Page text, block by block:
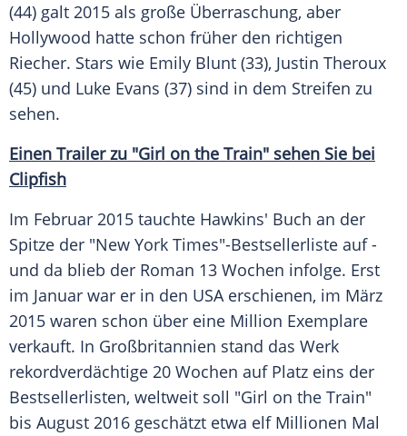
(44) galt 2015 als große Überraschung, aber
Hollywood hatte schon früher den richtigen
Riecher. Stars wie Emily Blunt (33), Justin Theroux
(45) und Luke Evans (37) sind in dem Streifen zu
sehen.
Einen Trailer zu "Girl on the Train" sehen Sie bei
Clipfish
Im Februar 2015 tauchte Hawkins' Buch an der
Spitze der "New York Times"-Bestsellerliste auf -
und da blieb der Roman 13 Wochen infolge. Erst
im Januar war er in den USAerschienen, im März
2015 waren schon über eine Million Exemplare
verkauft. In Großbritannien stand das Werk
rekordverdächtige 20 Wochen auf Platz eins der
Bestsellerlisten, weltweit soll "Girl on the Train"
bis August 2016 geschätzt etwa elf Millionen Mal